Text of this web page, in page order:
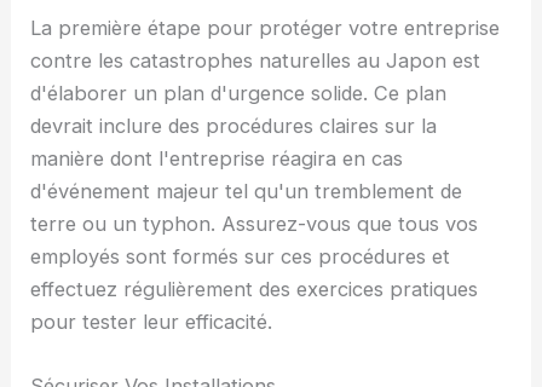
La première étape pour protéger votre entreprise
contre les catastrophes naturelles au Japon est
d'élaborer un plan d'urgence solide. Ce plan
devrait inclure des procédures claires sur la
manière dont l'entreprise réagira en cas
d'événement majeur tel qu'un tremblement de
terre ou un typhon. Assurez-vous que tous vos
employés sont formés sur ces procédures et
effectuez régulièrement des exercices pratiques
pour tester leur efficacité.